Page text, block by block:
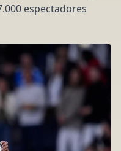
espectadores